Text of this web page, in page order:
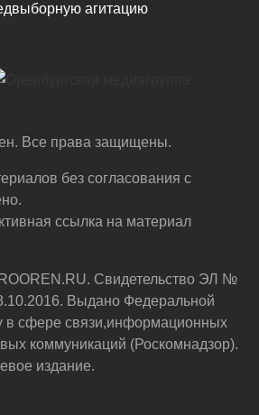
агитацию
Все права защищены.
без согласования с
ссылка на материал
Свидетельство ЭЛ №
Выдано Федеральной
в сфере связи,информационных
коммуникаций (Роскомнадзор).
издание.